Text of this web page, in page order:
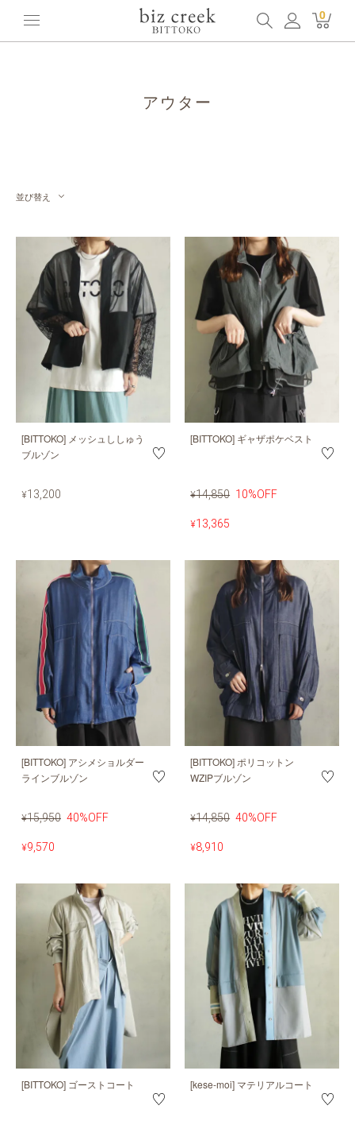
0
アウター
アウター
並び替え
[BITTOKO] メッシュししゅう
ブルゾン
¥13,200
[BITTOKO] ギャザポケベスト
¥14,850 10%OFF
¥13,365
[BITTOKO] アシメショルダー
ラインブルゾン
¥15,950 40%OFF
¥9,570
[BITTOKO] ポリコットン
WZIPブルゾン
¥14,850 40%OFF
¥8,910
[BITTOKO] ゴーストコート [kese-moi] マテリアルコート